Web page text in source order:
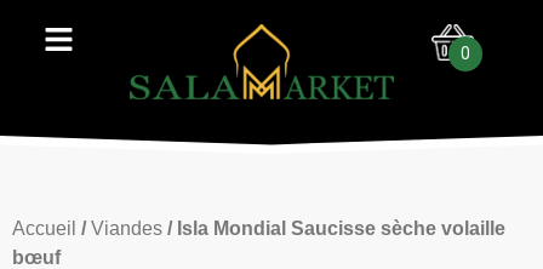
0
Accueil /Viandes / Isla Mondial Saucisse sèche volaille
bœuf